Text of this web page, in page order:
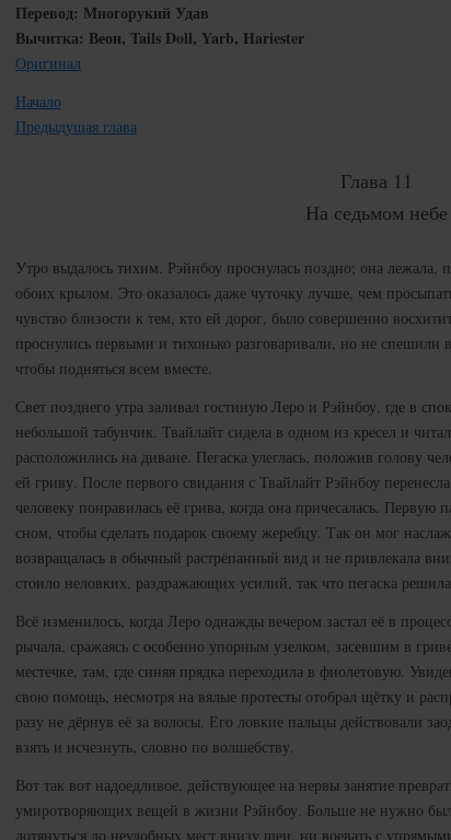
Перевод: Многорукий Удав
Вычитка: Веон, Tails Doll, Yarb, Hariester
Оригинал
Начало
Предыдущая глава
Глава 11
На седьмом небе
Утро выдалось тихим. Рэйнбоу проснулась поздно; она
обоих крылом. Это оказалось даже чуточку лучше, чем
чувство близости к тем, кто ей дорог, было совершенно
проснулись первыми и тихонько разговаривали, но не спешили
чтобы подняться всем вместе.
Свет позднего утра заливал гостиную Леро и Рэйнбоу, где в
небольшой табунчик. Твайлайт сидела в одном из кресел и
расположились на диване. Пегаска улеглась, положив голову
ей гриву. После первого свидания с Твайлайт Рэйнбоу
человеку понравилась её грива, когда она причесалась. Первую
сном, чтобы сделать подарок своему жеребцу. Так он мог
возвращалась в обычный растрёпанный вид и не привлекала
стоило неловких, раздражающих усилий, так что пегаска
Всё изменилось, когда Леро однажды вечером застал её в
рычала, сражаясь с особенно упорным узелком, засевшим в
местечке, там, где синяя прядка переходила в фиолетовую.
свою помощь, несмотря на вялые протесты отобрал щётку и
разу не дёрнув её за волосы. Его ловкие пальцы действовали
взять и исчезнуть, словно по волшебству.
Вот так вот надоедливое, действующее на нервы занятие
умиротворяющих вещей в жизни Рэйнбоу. Больше не нужно
дотянуться до неудобных мест внизу шеи, ни воевать с